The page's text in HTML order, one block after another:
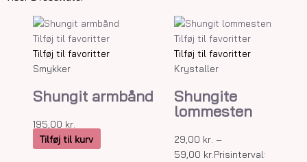
Tilføj til favoritter
Tilføj til favoritter
Smykker
Shungit armbånd
195,00 kr.
Tilføj til kurv
Tilføj til favoritter
Tilføj til favoritter
Krystaller
Shungite
lommesten
29,00 kr. –
59,00 kr. Prisinterval: